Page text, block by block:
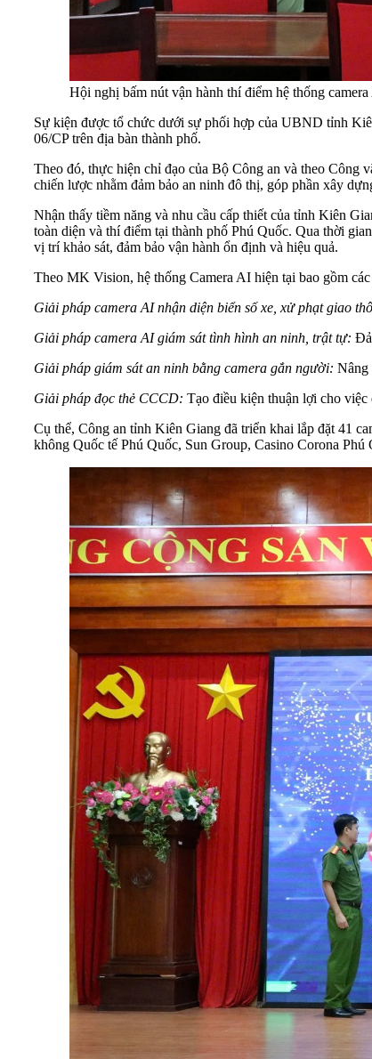
Hội nghị bấm nút vận hành thí điểm hệ thống
Sự kiện được tổ chức dưới sự phối hợp của UBND tỉnh
06/CP trên địa bàn thành phố.
Theo đó, thực hiện chỉ đạo của Bộ Công an và theo
chiến lược nhằm đảm bảo an ninh đô thị, góp phần xây
Nhận thấy tiềm năng và nhu cầu cấp thiết của tỉnh Kiên
toàn diện và thí điểm tại thành phố Phú Quốc. Qua thời
vị trí khảo sát, đảm bảo vận hành ổn định và hiệu quả.
Theo MK Vision, hệ thống Camera AI hiện tại bao gồm các
Giải pháp camera AI nhận diện biển số xe, xử phạt giao
Giải pháp camera AI giám sát tình hình an ninh, trật tự:
Giải pháp giám sát an ninh bằng camera gắn người: Nâng
Giải pháp đọc thẻ CCCD: Tạo điều kiện thuận lợi cho
Cụ thể, Công an tỉnh Kiên Giang đã triển khai lắp đặt 41
không Quốc tế Phú Quốc, Sun Group, Casino Corona